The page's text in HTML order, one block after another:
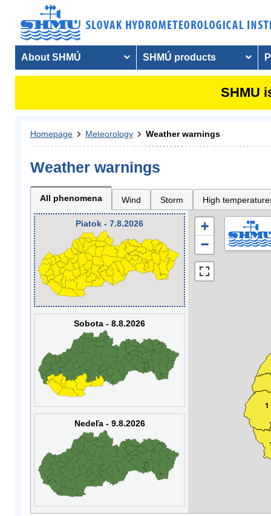
About SHMÚ SHMÚ products
SHMU
Homepage Meteorology Weather warnings
Weather warnings
All phenomena Wind Storm High
Piatok - 7.8.2026
Sobota - 8.8.2026
Nedeľa - 9.8.2026
1
+
−